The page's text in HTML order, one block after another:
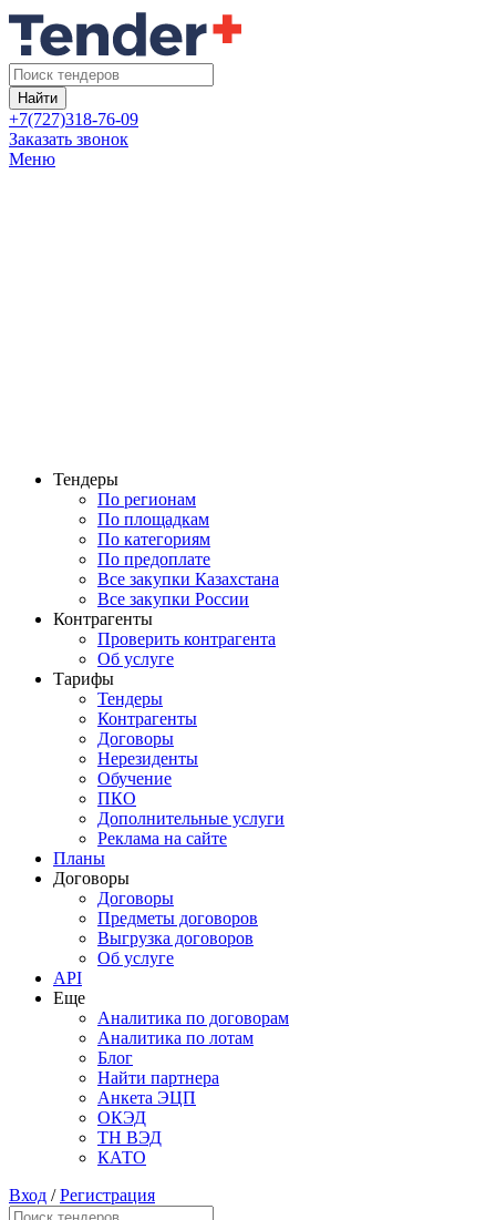
Найти
+7(727)318-76-09
Заказать звонок
Меню
Тендеры
По регионам
По площадкам
По категориям
По предоплате
Все закупки Казахстана
Все закупки России
Контрагенты
Проверить контрагента
Об услуге
Тарифы
Тендеры
Контрагенты
Договоры
Нерезиденты
Обучение
ПКО
Дополнительные услуги
Реклама на сайте
Планы
Договоры
Договоры
Предметы договоров
Выгрузка договоров
Об услуге
API
Еще
Аналитика по договорам
Аналитика по лотам
Блог
Найти партнера
Анкета ЭЦП
ОКЭД
ТН ВЭД
КАТО
Вход /Регистрация